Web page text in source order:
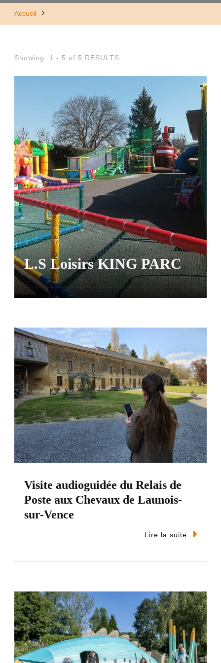
Accueil
Showing: 1 - 5 of 5 RESULTS
L.S Loisirs KING PARC
Visite audioguidée du Relais de
Poste aux Chevaux de Launois-
sur-Vence
Lire la suite